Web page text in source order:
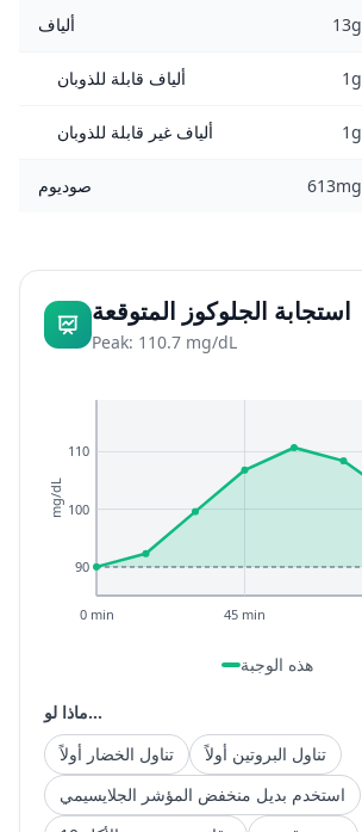
ألياف 13g
ألياف قابلة للذوبان 1g
ألياف غير قابلة للذوبان 1g
صوديوم 613mg
استجابة الجلوكوز المتوقعة
Peak: 110.7 mg/dL
90
100
110
0 min 45 min
mg/dL
هذه الوجبة
ماذا لو...
تناول الخضار أولاً
تناول البروتين أولاً
استخدم بديل منخفض المؤشر الجلايسيمي